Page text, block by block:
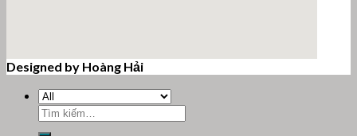
Designed by Hoàng Hải
Tìm
kiếm: